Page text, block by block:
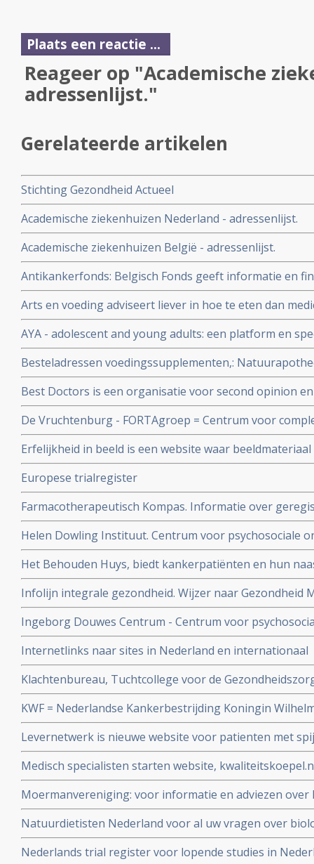
Plaats een reactie ...
Reageer op "Academische
adressenlijst."
Gerelateerde artikelen
Stichting Gezondheid Actueel
Academische ziekenhuizen Nederland - adressenlijst.
Academische ziekenhuizen België - adressenlijst.
Antikankerfonds: Belgisch Fonds geeft informatie en
complementaire, niet-toxische middelen en
Arts en voeding adviseert liever in hoe te eten dan
AYA - adolescent and young adults: een platform en
en jong volwassenen met kanker binnen het Radboud
Besteladressen voedingssupplementen,:
korting op voedingsuppletie voor onze donateurs.
Best Doctors is een organisatie voor second opinion
De Vruchtenburg - FORTAgroep = Centrum voor
mensen met kanker in de meest brede vorm met de
voor kinderen en volwassenen met kanker
Erfelijkheid in beeld is een website waar beeldmateriaal
erfelijke ziektes, waaronder ook erfelijke vormen van
te bekijken.
Europese trialregister
Farmacotherapeutisch Kompas. Informatie over
verkrijgbare medicijnen inclusief bijwerkingen enz.
Helen Dowling Instituut. Centrum voor psychosociale
kankerpatiënten en hun naasten.
Het Behouden Huys, biedt kankerpatiënten en hun
betrokken begeleiding bij de verwerking van de
gevolgen van kanker.
Infolijn integrale gezondheid. Wijzer naar Gezondheid
zelfregie, meer leefstijladvies
Ingeborg Douwes Centrum - Centrum voor
kankerpatiënten en hun naasten
Internetlinks naar sites in Nederland en internationaal
Klachtenbureau, Tuchtcollege voor de
deponeren van klachten over slechte behandelingen
KWF = Nederlandse Kankerbestrijding Koningin
Levernetwerk is nieuwe website voor patienten met
leveruitzaaiingen in Zuidwest Nederland met actuele
en nieuwste ontwikkelingen.
Medisch specialisten starten website,
waaraan zij moeten voldoen en of zij daaraan voldoen.
Moermanvereniging: voor informatie en adviezen
Natuurdietisten Nederland voor al uw vragen over
mineralen en dieeten
Nederlands trial register voor lopende studies in